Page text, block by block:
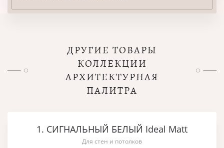
ДРУГИЕ ТОВАРЫ
КОЛЛЕКЦИИ
АРХИТЕКТУРНАЯ
ПАЛИТРА
1. СИГНАЛЬНЫЙ БЕЛЫЙ Ideal Matt
Для стен и потолков